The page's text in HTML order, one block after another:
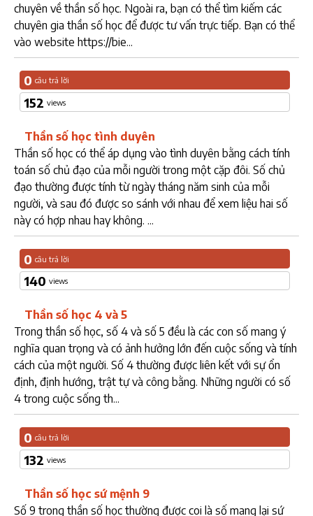
chuyên về thần số học. Ngoài ra, bạn có thể tìm kiếm các
chuyên gia thần số học để được tư vấn trực tiếp. Bạn có thể
vào website https://bie...
0 câu trả lời
152 views
Thần số học tình duyên
Thần số học có thể áp dụng vào tình duyên bằng cách tính
toán số chủ đạo của mỗi người trong một cặp đôi. Số chủ
đạo thường được tính từ ngày tháng năm sinh của mỗi
người, và sau đó được so sánh với nhau để xem liệu hai số
này có hợp nhau hay không. ...
0 câu trả lời
140 views
Thần số học 4 và 5
Trong thần số học, số 4 và số 5 đều là các con số mang ý
nghĩa quan trọng và có ảnh hưởng lớn đến cuộc sống và tính
cách của một người. Số 4 thường được liên kết với sự ổn
định, định hướng, trật tự và công bằng. Những người có số
4 trong cuộc sống th...
0 câu trả lời
132 views
Thần số học sứ mệnh 9
Số 9 trong thần số học thường được coi là số mang lại sứ